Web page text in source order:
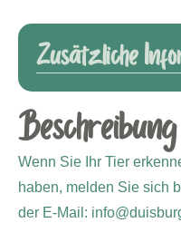
Zusätzliche
Beschreibung
Wenn Sie Ihr Tier
haben, melden Sie sich
der E-Mail: